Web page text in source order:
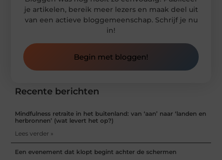
Recente berichten
Mindfulness retraite in het buitenland: van ‘aan’ naar ‘landen en
herbronnen’ (wat levert het op?)
Lees verder »
Een evenement dat klopt begint achter de schermen
je artikelen, bereik meer lezers en maak deel uit
van een actieve bloggemeenschap. Schrijf je nu
in!
Begin met bloggen!